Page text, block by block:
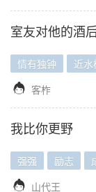
室友对他的酒
情有独钟 近水
 客柞
我比你更野
强强 励志
 山代王